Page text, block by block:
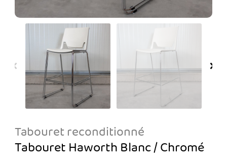
Tabouret reconditionné
Tabouret Haworth Blanc / Chromé